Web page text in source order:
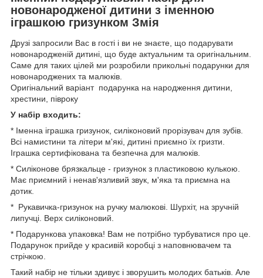
новонародженої дитини з іменною
іграшкою гризунком Змія
Друзі запросили Вас в гості і ви не знаєте, що подарувати
новонародженій дитині, що буде актуальним та оригінальним.
Саме для таких цілей ми розробили прикольні подарунки для
новонароджених та малюків.
Оригінальний варіант подарунка на народження дитини,
хрестини, півроку
У набір входить:
* Іменна іграшка гризунок, силіконовий прорізувач для зубів.
Всі намистини та літери м'які, дитині приємно їх гризти.
Іграшка сертифікована та безпечна для малюків.
* Силіконове брязкальце - гризунок з пластиковою кулькою.
Має приємний і ненав'язливий звук, м'яка та приємна на
дотик.
* Рукавичка-гризунок на ручку малюкові. Шурхіт, на зручній
липучці. Верх силіконовий.
* Подарункова упаковка! Вам не потрібно турбуватися про це.
Подарунок прийде у красивій коробці з наповнювачем та
стрічкою.
Такий набір не тільки здивує і зворушить молодих батьків. Але